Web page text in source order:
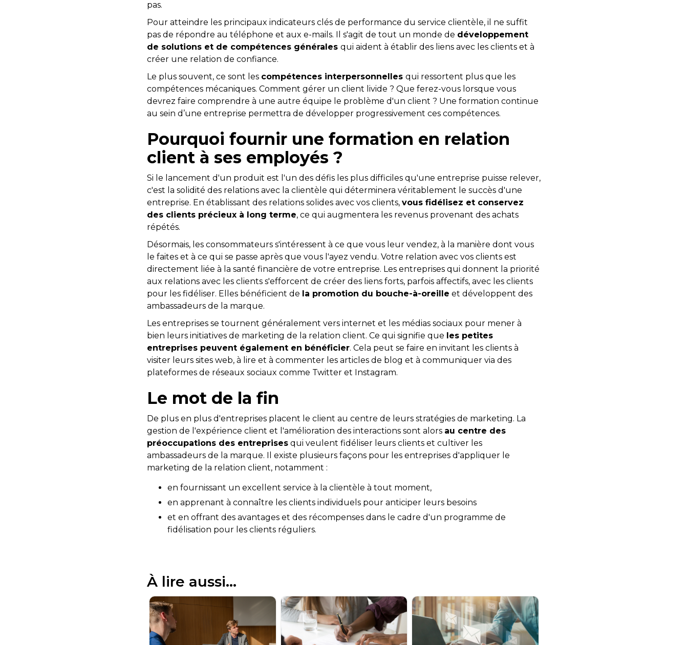
pas.
Pour atteindre les principaux indicateurs clés de performance du service clientèle, il ne suffit
pas de répondre au téléphone et aux e-mails. Il s'agit de tout un monde de développement
de solutions et de compétences générales qui aident à établir des liens avec les clients et à
créer une relation de confiance.
Le plus souvent, ce sont les compétences interpersonnelles qui ressortent plus que les
compétences mécaniques. Comment gérer un client livide ? Que ferez-vous lorsque vous
devrez faire comprendre à une autre équipe le problème d'un client ? Une formation continue
au sein d’une entreprise permettra de développer progressivement ces compétences.
Pourquoi fournir une formation en relation
client à ses employés ?
Si le lancement d'un produit est l'un des défis les plus difficiles qu'une entreprise puisse relever,
c'est la solidité des relations avec la clientèle qui déterminera véritablement le succès d'une
entreprise. En établissant des relations solides avec vos clients, vous fidélisez et conservez
des clients précieux à long terme, ce qui augmentera les revenus provenant des achats
répétés.
Désormais, les consommateurs s'intéressent à ce que vous leur vendez, à la manière dont vous
le faites et à ce qui se passe après que vous l'ayez vendu. Votre relation avec vos clients est
directement liée à la santé financière de votre entreprise. Les entreprises qui donnent la priorité
aux relations avec les clients s'efforcent de créer des liens forts, parfois affectifs, avec les clients
pour les fidéliser. Elles bénéficient de la promotion du bouche-à-oreille et développent des
ambassadeurs de la marque.
Les entreprises se tournent généralement vers internet et les médias sociaux pour mener à
bien leurs initiatives de marketing de la relation client. Ce qui signifie que les petites
entreprises peuvent également en bénéficier. Cela peut se faire en invitant les clients à
visiter leurs sites web, à lire et à commenter les articles de blog et à communiquer via des
plateformes de réseaux sociaux comme Twitter et Instagram.
Le mot de la fin
De plus en plus d'entreprises placent le client au centre de leurs stratégies de marketing. La
gestion de l'expérience client et l'amélioration des interactions sont alors au centre des
préoccupations des entreprises qui veulent fidéliser leurs clients et cultiver les
ambassadeurs de la marque. Il existe plusieurs façons pour les entreprises d'appliquer le
marketing de la relation client, notamment :
en fournissant un excellent service à la clientèle à tout moment,
en apprenant à connaître les clients individuels pour anticiper leurs besoins
et en offrant des avantages et des récompenses dans le cadre d'un programme de
fidélisation pour les clients réguliers.
À lire aussi...